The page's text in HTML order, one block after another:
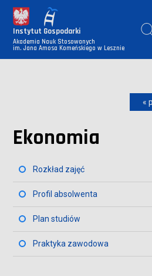
Instytut Gospodarki
Akademia Nauk Stosowanych
im. Jana Amosa Komeńskiego w Lesznie
«
Ekonomia
Rozkład zajęć
Profil absolwenta
Plan studiów
Praktyka zawodowa